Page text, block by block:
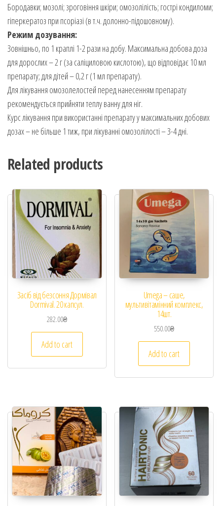
Бородавки; мозолі; зроговіння шкіри; омозолілість; гострі кондиломи;
гіперкератоз при псоріазі (в т.ч. долонно-підошовному).
Режим дозування:
Зовнішньо, по 1 краплі 1-2 рази на добу. Максимальна добова доза
для дорослих – 2 г (за саліциловою кислотою), що відповідає 10 мл
препарату; для дітей – 0,2 г (1 мл препарату).
Для лікування омозолелостей перед нанесенням препарату
рекомендується прийняти теплу ванну для ніг.
Курс лікування при використанні препарату у максимальних добових
дозах – не більше 1 тиж, при лікуванні омозолілості – 3-4 дні.
Related products
Засіб від безсоння Дормівал
Dormival. 20 капсул.
282.00₴
Add to cart
Umega – саше,
мультивітамінний комплекс,
14шт.
550.00₴
Add to cart